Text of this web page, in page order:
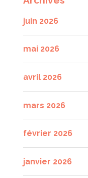
juin 2026
mai 2026
avril 2026
mars 2026
février 2026
janvier 2026